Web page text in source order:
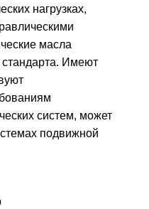
нагрузках,
масла
Имеют
систем, может
подвижной